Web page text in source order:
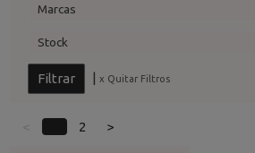
Marcas
Stock
| x Quitar Filtros
2 >